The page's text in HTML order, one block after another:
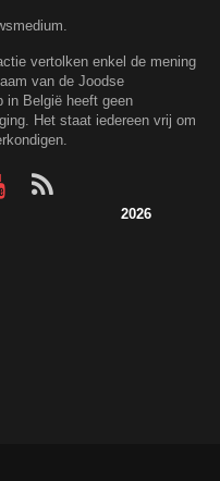
vertolken enkel de mening
van de Joodse
in België heeft geen
Het staat iedereen vrij om
2026